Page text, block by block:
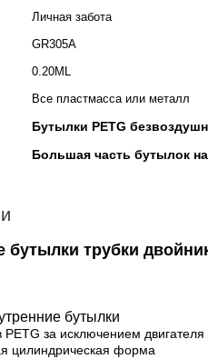
Личная забота
GR305A
0.20ML
Все пластмасса или металл
Бутылки PETG
Большая часть бутылок
бутылки трубки
бутылки
за исключением двигателя
цилиндрическая форма